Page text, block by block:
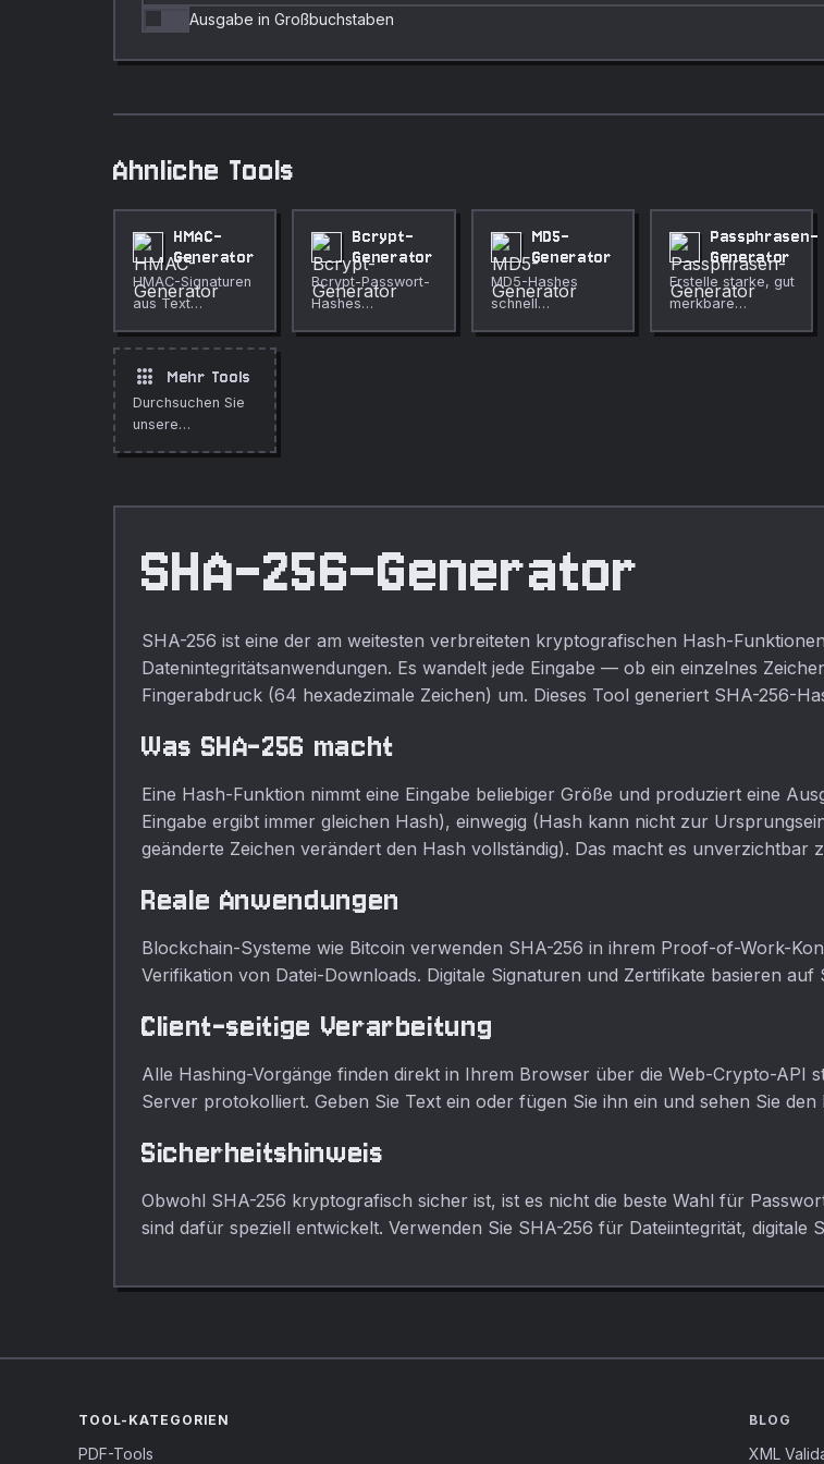
Ausgabe in Großbuchstaben
Ahnliche Tools
HMAC-
Generator
HMAC-Signaturen
aus Text
Bcrypt-
Generator
Bcrypt-Passwort-
Hashes
MD5-
Generator
MD5-Hashes
schnell
Passphrasen-
Generator
Erstelle starke, gut
merkbare
apps Mehr Tools
Durchsuchen Sie
unsere
Online-Tools.
SHA-256-Generator
SHA-256 ist eine der am weitesten verbreiteten kryptografischen Hash-
Datenintegritätsanwendungen. Es wandelt jede Eingabe — ob ein einzelnes
Fingerabdruck (64 hexadezimale Zeichen) um. Dieses Tool generiert SHA-256-
Was SHA-256 macht
Eine Hash-Funktion nimmt eine Eingabe beliebiger Größe und produziert eine
Eingabe ergibt immer gleichen Hash), einwegig (Hash kann nicht zur
geänderte Zeichen verändert den Hash vollständig). Das macht es unverzichtbar
Reale Anwendungen
Blockchain-Systeme wie Bitcoin verwenden SHA-256 in ihrem Proof-of-Work-
Verifikation von Datei-Downloads. Digitale Signaturen und Zertifikate basieren auf
Client-seitige Verarbeitung
Alle Hashing-Vorgänge finden direkt in Ihrem Browser über die Web-Crypto-API
Server protokolliert. Geben Sie Text ein oder fügen Sie ihn ein und sehen Sie den
Sicherheitshinweis
Obwohl SHA-256 kryptografisch sicher ist, ist es nicht die beste Wahl für
sind dafür speziell entwickelt. Verwenden Sie SHA-256 für Dateiintegrität,
TOOL-KATEGORIEN
PDF-Tools
BLOG
XML